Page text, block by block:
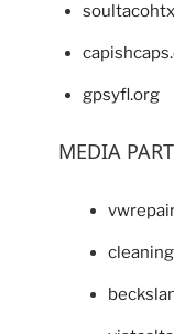
gpsyfl.org
MEDIA